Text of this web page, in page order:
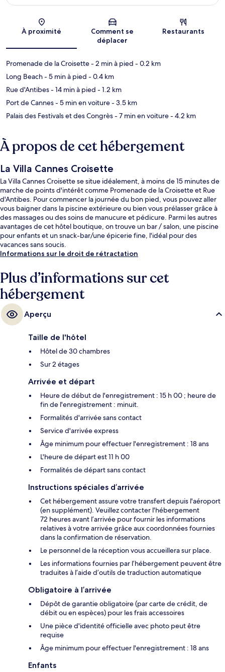
Carte
À proximité
Comment se
déplacer
Restaurants
Promenade de la Croisette- 2 min à pied - 0.2 km
Long Beach- 5 min à pied - 0.4 km
Rue d'Antibes- 14 min à pied - 1.2 km
Port de Cannes- 5 min en voiture- 3.5 km
Palais des Festivals et des Congrès- 7 min en voiture- 4.2 km
À propos de cet hébergement
La Villa Cannes Croisette
La Villa Cannes Croisette se situe idéalement, à moins de 15 minutes de
marche de points d'intérêt comme Promenade de la Croisette et Rue
d'Antibes. Pour commencer la journée du bon pied, vous pouvez aller
vous baigner dans la piscine extérieure ou bien vous prélasser grâce à
des massages ou des soins de manucure et pédicure. Parmi les autres
avantages de cet hôtel boutique, on trouve un bar / salon, une piscine
pour enfants et un snack-bar/une épicerie fine, l'idéal pour des
vacances sans soucis.
Informations sur le droit de rétractation
Plus d’informations sur cet
hébergement
Aperçu
Taille de l'hôtel
Hôtel de 30 chambres
Sur 2 étages
Arrivée et départ
Heure de début de l'enregistrement : 15 h 00 ; heure de
fin de l'enregistrement : minuit.
Formalités d'arrivée sans contact
Service d'arrivée express
Âge minimum pour effectuer l'enregistrement : 18 ans
L'heure de départ est 11 h 00
Formalités de départ sans contact
Instructions spéciales d’arrivée
Cet hébergement assure votre transfert depuis l'aéroport
(en supplément). Veuillez contacter l'hébergement
72 heures avant l’arrivée pour fournir les informations
relatives à votre arrivée grâce aux coordonnées fournies
dans la confirmation de réservation.
Le personnel de la réception vous accueillera sur place.
Les informations fournies par l’hébergement peuvent être
traduites à l’aide d’outils de traduction automatique
Obligatoire à l’arrivée
Dépôt de garantie obligatoire (par carte de crédit, de
débit ou en espèces) pour les frais accessoires
Une pièce d'identité officielle avec photo peut être
requise
Âge minimum pour effectuer l'enregistrement : 18 ans
Enfants